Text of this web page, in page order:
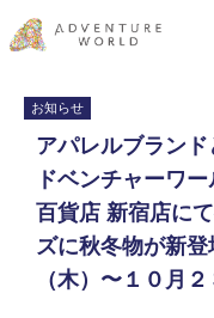
お知らせ
アパレルブラン
ドベンチャーワ
百貨店 新宿店に
ズに秋冬物が新
（木）〜１０月２